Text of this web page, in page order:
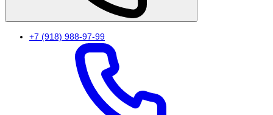
+7 (918) 988-97-99